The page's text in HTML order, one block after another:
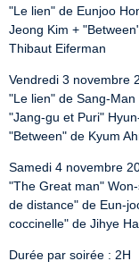
"Le lien" de Eunjoo
Jeong Kim +
Thibaut Eiferman
Vendredi 3 novembre
"Le lien" de Sang-
"Jang-gu et Puri"
"Between" de Kyum
Samedi 4 novembre
"The Great man"
de distance" de Eun-
coccinelle" de Jihye
Durée par soirée : 2H